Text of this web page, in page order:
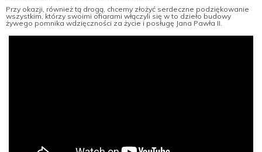
Przy okazji, również tą drogą, chcemy złożyć serdeczne podziękowanie
wszystkim, którzy swoimi ofiarami włączyli się w to dzieło budowy
żywego pomnika wdzięczności za życie i posługę Jana Pawła II.